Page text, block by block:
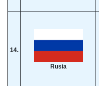
14.
Rusia